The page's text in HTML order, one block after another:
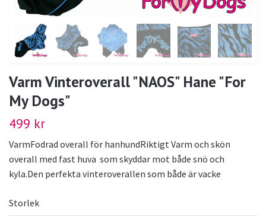
Varm Vinteroverall "NAOS" Hane "For
My Dogs"
499 kr
VarmFodrad overall för hanhundRiktigt Varm och skön
overall med fast huva som skyddar mot både snö och
kyla.Den perfekta vinteroverallen som både är vacke
Storlek